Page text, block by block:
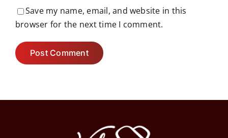
Save my name, email, and website in this
browser for the next time I comment.